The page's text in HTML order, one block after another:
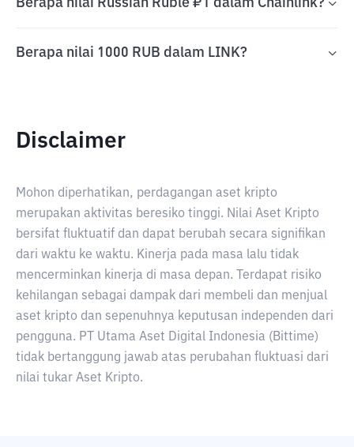
Berapa nilai Russian Ruble ₽1 dalam Chainlink?
Berapa nilai 1000 RUB dalam LINK?
Disclaimer
Mohon diperhatikan, perdagangan aset kripto
merupakan aktivitas beresiko tinggi. Nilai Aset Kripto
bersifat fluktuatif dan dapat berubah secara signifikan
dari waktu ke waktu. Kinerja pada masa lalu tidak
mencerminkan kinerja di masa depan. Terdapat risiko
kehilangan sebagai dampak dari membeli dan menjual
aset kripto dan sepenuhnya keputusan independen dari
pengguna. PT Utama Aset Digital Indonesia (Bittime)
tidak bertanggung jawab atas perubahan fluktuasi dari
nilai tukar Aset Kripto.